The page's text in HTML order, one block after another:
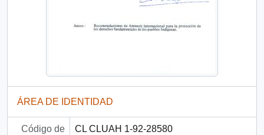
ÁREA DE IDENTIDAD
Código de
CL CLUAH 1-92-28580